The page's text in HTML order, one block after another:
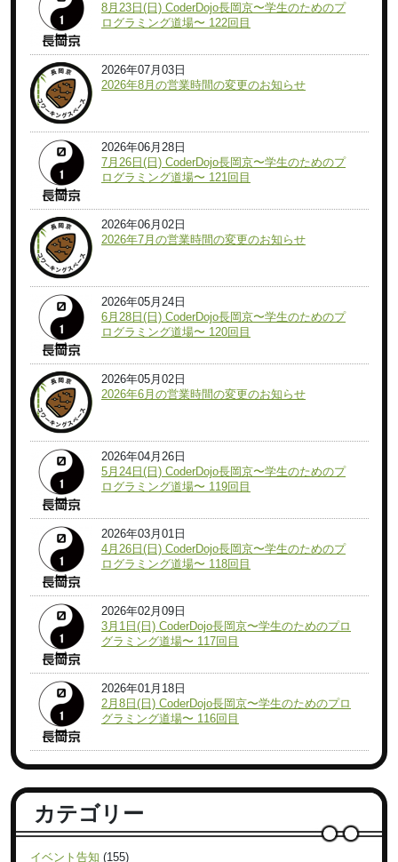
8月23日(日) CoderDojo長岡京〜学生のためのプ
ログラミング道場〜 122回目
2026年07月03日
2026年8月の営業時間の変更のお知らせ
2026年06月28日
7月26日(日) CoderDojo長岡京〜学生のためのプ
ログラミング道場〜 121回目
2026年06月02日
2026年7月の営業時間の変更のお知らせ
2026年05月24日
6月28日(日) CoderDojo長岡京〜学生のためのプ
ログラミング道場〜 120回目
2026年05月02日
2026年6月の営業時間の変更のお知らせ
2026年04月26日
5月24日(日) CoderDojo長岡京〜学生のためのプ
ログラミング道場〜 119回目
2026年03月01日
4月26日(日) CoderDojo長岡京〜学生のためのプ
ログラミング道場〜 118回目
2026年02月09日
3月1日(日) CoderDojo長岡京〜学生のためのプロ
グラミング道場〜 117回目
2026年01月18日
2月8日(日) CoderDojo長岡京〜学生のためのプロ
グラミング道場〜 116回目
カテゴリー
イベント告知 (155)